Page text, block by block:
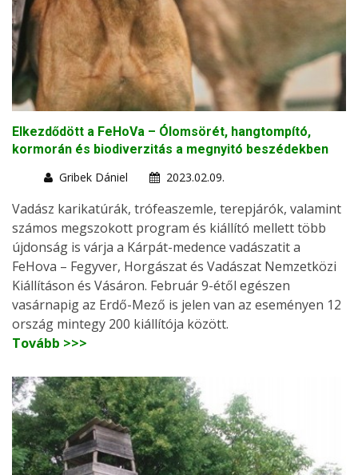
Elkezdődött a FeHoVa – Ólomsörét, hangtompító,
kormorán és biodiverzitás a megnyitó beszédekben
Gribek Dániel
2023.02.09.
Vadász karikatúrák, trófeaszemle, terepjárók, valamint
számos megszokott program és kiállító mellett több
újdonság is várja a Kárpát-medence vadászatit a
FeHova – Fegyver, Horgászat és Vadászat Nemzetközi
Kiállításon és Vásáron. Február 9-étől egészen
vasárnapig az Erdő-Mező is jelen van az eseményen 12
ország mintegy 200 kiállítója között.
Tovább >>>